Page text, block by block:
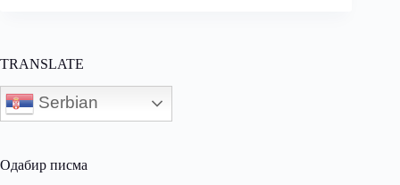
TRANSLATE
Serbian
Одабир писма